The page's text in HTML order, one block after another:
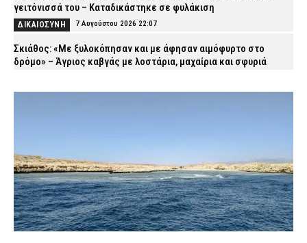
γειτόνισσά του – Καταδικάστηκε σε φυλάκιση
ΔΙΚΑΙΟΣΥΝΗ 7 Αυγούστου 2026 22:07
Σκιάθος: «Με ξυλοκόπησαν και με άφησαν αιμόφυρτο στο
δρόμο» – Άγριος καβγάς με λοστάρια, μαχαίρια και σφυριά
Συνελήφθησαν σε Καβάλα και Αλεξανδρούπολη τρεις άνδρες
για ναρκωτικά και λαθραίο καπνό
ΑΣΤΥΝΟΜΙΑ 7 Αυγούστου 2026 21:24
Τραγωδία στην Πάτρα: Πέθανε βρέφος οκτώ ημερών στη ΜΕΘ
Νεογνών του Νοσοκομείου «Άγιος Ανδρέας»